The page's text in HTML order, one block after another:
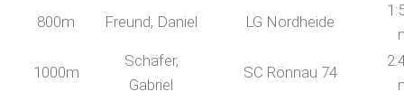
800m Freund, Daniel LG Nordheide
1000m
Schäfer,
Gabriel
SC Rönnau 74